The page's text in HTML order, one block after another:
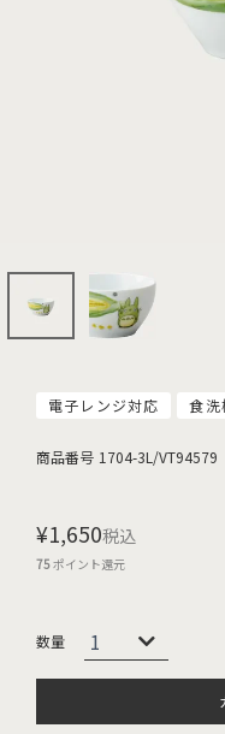
電子レンジ対応 食洗
商品番号 1704-3L/VT94579
¥1,650税込
75ポイント還元